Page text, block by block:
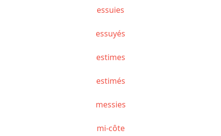
essuies
essuyés
estimes
estimés
messies
mi-côte